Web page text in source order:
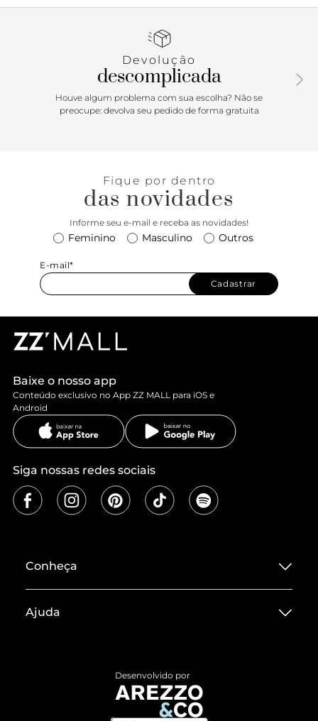
identidade. Disponível em quatro cores, une elegância,
Devolução
descomplicada
Houve algum problema com sua escolha? Não se
preocupe: devolva seu pedido de forma gratuita
Fique por dentro
das novidades
Informe seu e-mail e receba as novidades!
Feminino Masculino Outros
E-mail*
Cadastrar
Baixe o nosso app
Conteúdo exclusivo no App ZZ MALL para iOS e
Android
Siga nossas redes sociais
Conheça
Termos de Uso
ZZ MALL é confiável
Ajuda
Devolução do Produto
Desenvolvido por